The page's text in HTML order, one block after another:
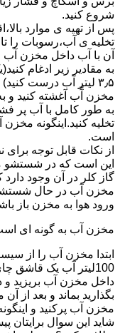
شروع کنید.
پس از تهیه ی موارد
تخلیه ی آب،رسوبات را
آن با آب داخل مخزن آب
به مقادیر زیر ادغام
۳٫۵ لیتر آب درست
به طور کامل با آب پر
تخلیه کنید.اینگونه
است.
از نکات قابل توجه
این است که در شستشو
گاز کلر در آن وجود
مخزن آب در حال شستشو
ورود هوا به مخزن باز
مخزن آب به گونه ای
ابتدا مخزن آب را از
بگذارید بماند و بعد از
مخزن آب پرکنید و
شاید این سوال برایتان